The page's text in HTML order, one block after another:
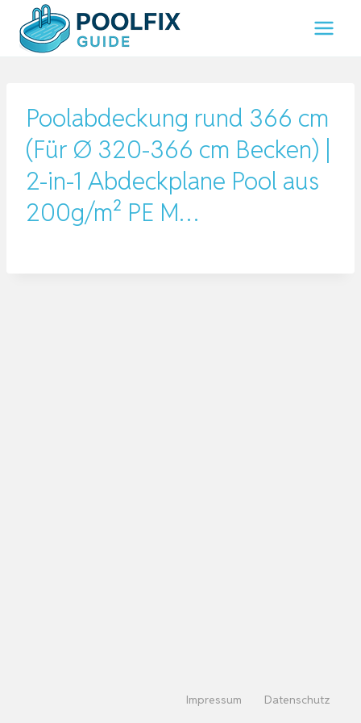
Inhalt
springen
Poolabdeckung rund 366 cm
(Für Ø 320-366 cm Becken) |
2-in-1 Abdeckplane Pool aus
200g/m² PE M…
Impressum Datenschutz